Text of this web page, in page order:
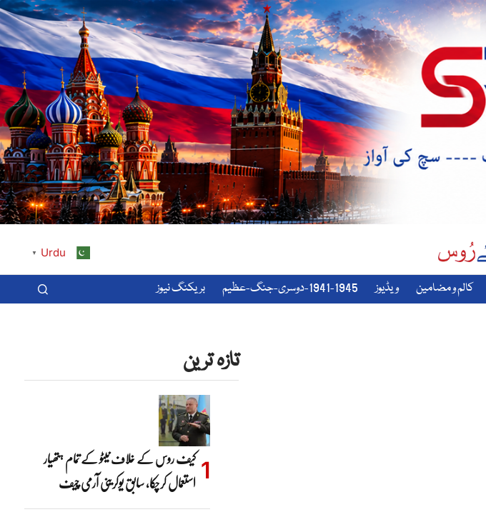
Urdu
▼
کالم و مضامین ویڈیوز 1941-1945-دوسری-جنگ-عظیم بریکنگ نیوز
تازہ ترین
کیف روس کے خلاف نیٹو کے تمام ہتھیار
استعمال کرچکا، سابق یوکرینی آرمی چیف